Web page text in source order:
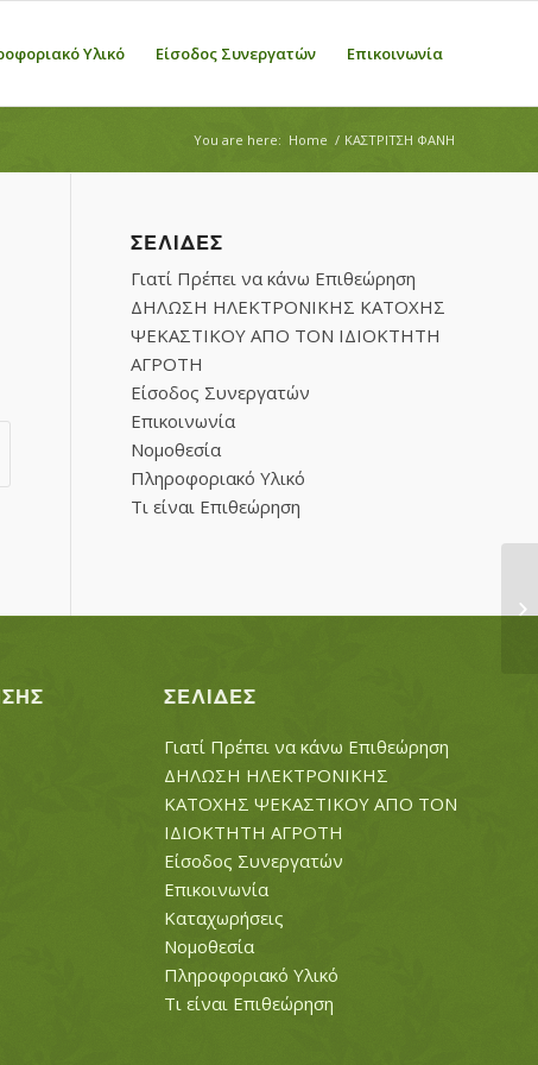
Υλικό Είσοδος Συνεργατών Επικοινωνία
You are here: Home / ΚΑΣΤΡΙΤΣΗ ΦΑΝΗ
ΣΕΛΊΔΕΣ
Γιατί Πρέπει να κάνω Επιθεώρηση
ΔΗΛΩΣΗ ΗΛΕΚΤΡΟΝΙΚΗΣ ΚΑΤΟΧΗΣ
ΨΕΚΑΣΤΙΚΟΥ ΑΠΟ ΤΟΝ ΙΔΙΟΚΤΗΤΗ
ΑΓΡΟΤΗ
Είσοδος Συνεργατών
Επικοινωνία
Νομοθεσία
Πληροφοριακό Υλικό
Τι είναι Επιθεώρηση
ΣΕΛΊΔΕΣ
Γιατί Πρέπει να κάνω Επιθεώρηση
ΔΗΛΩΣΗ ΗΛΕΚΤΡΟΝΙΚΗΣ
ΚΑΤΟΧΗΣ ΨΕΚΑΣΤΙΚΟΥ ΑΠΟ ΤΟΝ
ΙΔΙΟΚΤΗΤΗ ΑΓΡΟΤΗ
Είσοδος Συνεργατών
Επικοινωνία
Καταχωρήσεις
Νομοθεσία
Πληροφοριακό Υλικό
Τι είναι Επιθεώρηση